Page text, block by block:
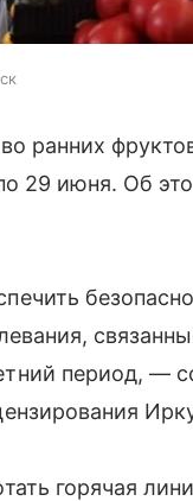
ранних
29 июня. Об
период, —
горячая